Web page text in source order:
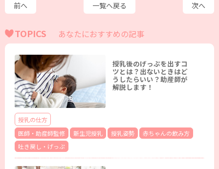
前へ 一覧へ戻る 次へ
TOPICS あなたにおすすめの記事
授乳後のげっぷを出すコ
ツとは？出ないときはど
うしたらいい？助産師が
解説します！
授乳の仕方
医師・助産師監修
新生児授乳 授乳姿勢
赤ちゃんの飲み方
吐き戻し・げっぷ